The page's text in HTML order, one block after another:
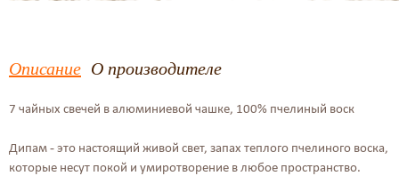
Описание О производителе
7 чайных свечей в алюминиевой чашке, 100% пчелиный воск
Дипам - это настоящий живой свет, запах теплого пчелиного воска,
которые несут покой и умиротворение в любое пространство.